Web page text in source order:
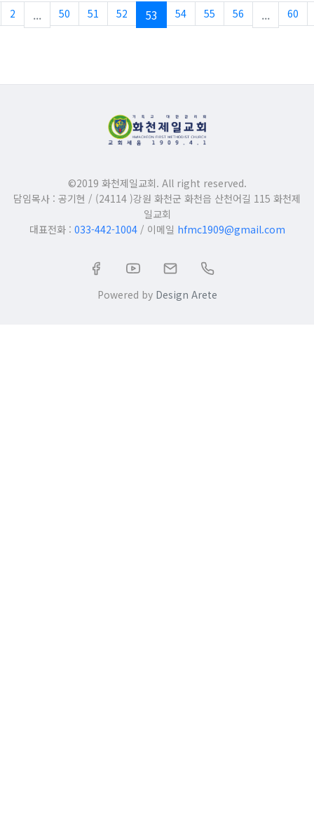
2 ... 50 51 52 53 54 55 56 ... 60
©2019 화천제일교회. All right reserved.
담임목사 : 공기현 / (24114 )강원 화천군 화천읍 산천어길 115 화천제
일교회
대표전화 : 033-442-1004/ 이메일 hfmc1909@gmail.com
Powered by Design Arete